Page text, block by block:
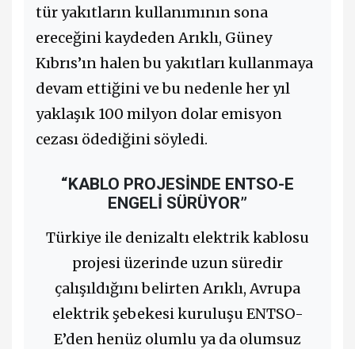
tür yakıtların kullanımının sona
ereceğini kaydeden Arıklı, Güney
Kıbrıs’ın halen bu yakıtları kullanmaya
devam ettiğini ve bu nedenle her yıl
yaklaşık 100 milyon dolar emisyon
cezası ödediğini söyledi.
“KABLO PROJESİNDE ENTSO-E
ENGELİ SÜRÜYOR”
Türkiye ile denizaltı elektrik kablosu
projesi üzerinde uzun süredir
çalışıldığını belirten Arıklı, Avrupa
elektrik şebekesi kuruluşu ENTSO-
E’den henüz olumlu ya da olumsuz